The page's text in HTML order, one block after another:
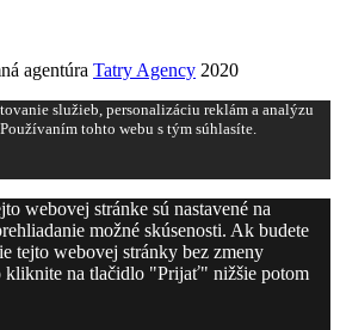
agentúra Tatry Agency 2020
služieb, personalizáciu reklám a analýzu
tohto webu s tým súhlasíte.
webovej stránke sú nastavené na
možné skúsenosti. Ak budete
tejto webovej stránky bez zmeny
kliknite na tlačidlo "Prijať" nižšie potom